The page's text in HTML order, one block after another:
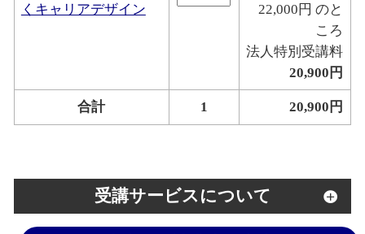
くキャリアデザイン
22,000円 のと
ころ
法人特別受講料
20,900円
合計 1 20,900円
受講サービスについて